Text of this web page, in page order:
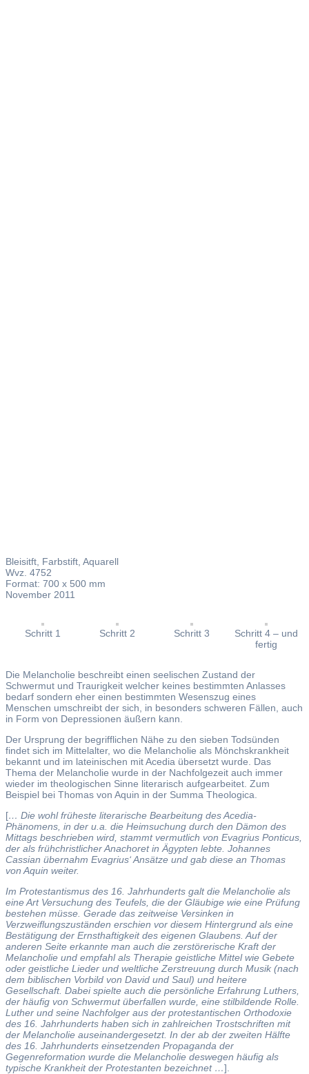
Bleisitft, Farbstift, Aquarell
Wvz. 4752
Format: 700 x 500 mm
November 2011
Schritt 1 Schritt 2 Schritt 3
Schritt 4 – und
fertig
Die Melancholie beschreibt einen seelischen Zustand der
Schwermut und Traurigkeit welcher keines bestimmten Anlasses
bedarf sondern eher einen bestimmten Wesenszug eines
Menschen umschreibt der sich, in besonders schweren Fällen, auch
in Form von Depressionen äußern kann.
Der Ursprung der begrifflichen Nähe zu den sieben Todsünden
findet sich im Mittelalter, wo die Melancholie als Mönchskrankheit
bekannt und im lateinischen mit Acedia übersetzt wurde. Das
Thema der Melancholie wurde in der Nachfolgezeit auch immer
wieder im theologischen Sinne literarisch aufgearbeitet. Zum
Beispiel bei Thomas von Aquin in der Summa Theologica.
[… Die wohl früheste literarische Bearbeitung des Acedia-
Phänomens, in der u.a. die Heimsuchung durch den Dämon des
Mittags beschrieben wird, stammt vermutlich von Evagrius Ponticus,
der als frühchristlicher Anachoret in Ägypten lebte. Johannes
Cassian übernahm Evagrius‘ Ansätze und gab diese an Thomas
von Aquin weiter.
Im Protestantismus des 16. Jahrhunderts galt die Melancholie als
eine Art Versuchung des Teufels, die der Gläubige wie eine Prüfung
bestehen müsse. Gerade das zeitweise Versinken in
Verzweiflungszuständen erschien vor diesem Hintergrund als eine
Bestätigung der Ernsthaftigkeit des eigenen Glaubens. Auf der
anderen Seite erkannte man auch die zerstörerische Kraft der
Melancholie und empfahl als Therapie geistliche Mittel wie Gebete
oder geistliche Lieder und weltliche Zerstreuung durch Musik (nach
dem biblischen Vorbild von David und Saul) und heitere
Gesellschaft. Dabei spielte auch die persönliche Erfahrung Luthers,
der häufig von Schwermut überfallen wurde, eine stilbildende Rolle.
Luther und seine Nachfolger aus der protestantischen Orthodoxie
des 16. Jahrhunderts haben sich in zahlreichen Trostschriften mit
der Melancholie auseinandergesetzt. In der ab der zweiten Hälfte
des 16. Jahrhunderts einsetzenden Propaganda der
Gegenreformation wurde die Melancholie deswegen häufig als
typische Krankheit der Protestanten bezeichnet …].